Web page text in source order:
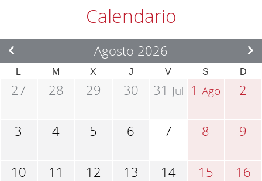
Calendario
Agosto 2026
L M X J V S D
27 28 29 30 31 Jul 1Ago 2
3 4 5 6 7 8 9
10 11 12 13 14 15 16